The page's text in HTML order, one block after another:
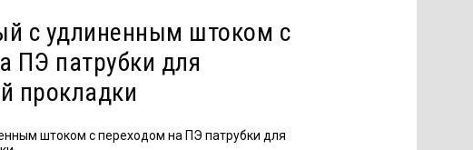
с удлиненным штоком с
ПЭ патрубки для
прокладки
штоком с переходом на ПЭ патрубки для